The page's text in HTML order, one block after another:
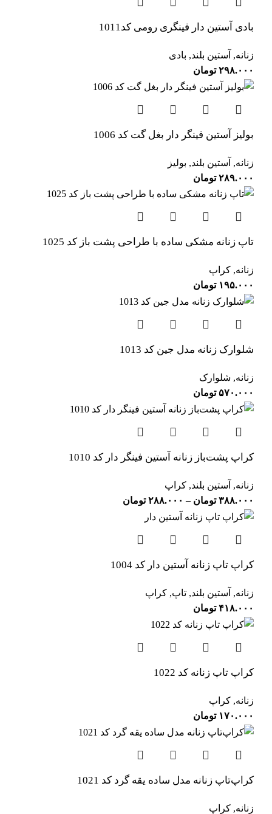
بادی آستین دار فینگری رومی کد1011
زنانه, آستین بلند, بادی
۲۹۸.۰۰۰ تومان
بولیز آستین فینگر دار بغل گت کد 1006
زنانه, آستین بلند, بولیز
۲۸۹.۰۰۰ تومان
تاپ زنانه مشکی ساده با طراحی پشت باز کد 1025
زنانه, کراپ
۱۹۵.۰۰۰ تومان
شلوارک زنانه مدل جین کد 1013
زنانه, شلوارک
۵۷۰.۰۰۰ تومان
کراپ پشت‌باز زنانه آستین فینگر دار کد 1010
زنانه, آستین بلند, کراپ
۳۸۸.۰۰۰ تومان – ۲۸۸.۰۰۰ تومان
کراپ تاپ زنانه آستین دار کد 1004
زنانه, آستین بلند, تاپ, کراپ
۴۱۸.۰۰۰ تومان
کراپ تاپ زنانه کد 1022
زنانه, کراپ
۱۷۰.۰۰۰ تومان
کراپ‌تاپ زنانه مدل ساده یقه گرد کد 1021
زنانه, کراپ